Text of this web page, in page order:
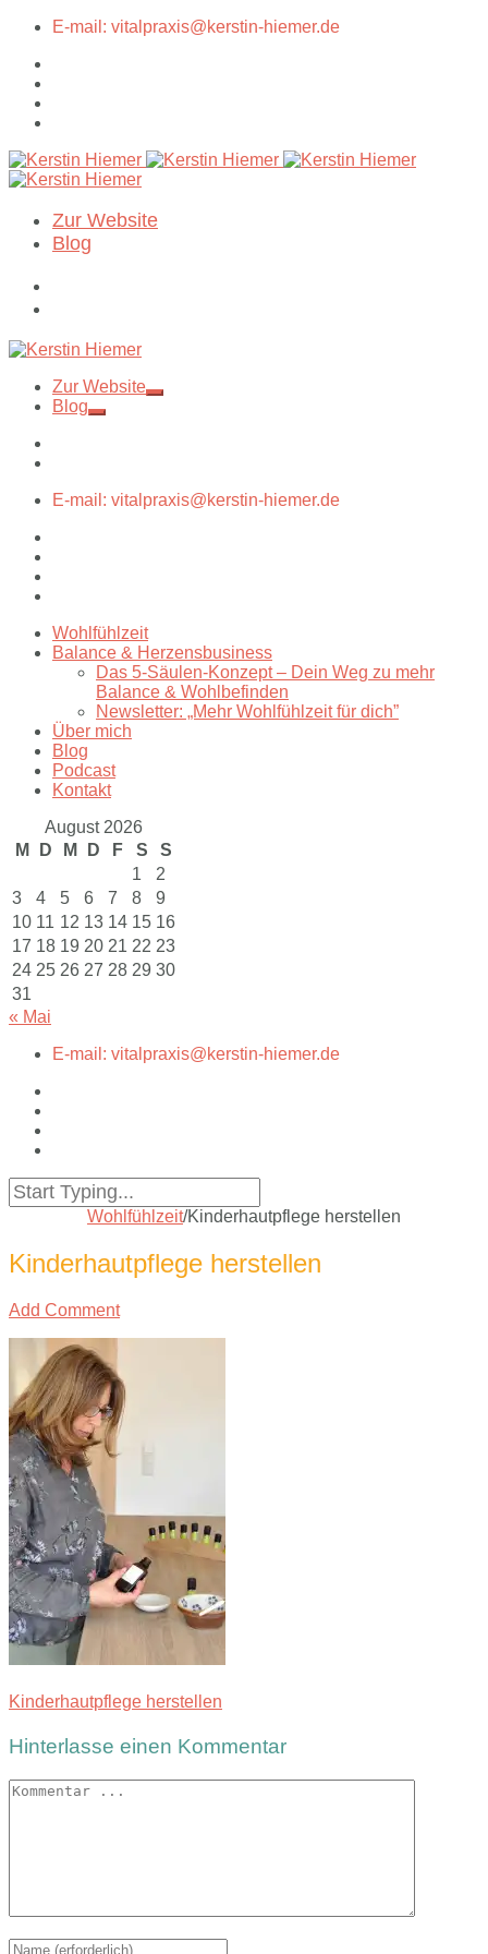
E-mail: vitalpraxis@kerstin-hiemer.de
Zur Website
Blog
Zur Website
Blog
E-mail: vitalpraxis@kerstin-hiemer.de
Wohlfühlzeit
Balance & Herzensbusiness
Das 5-Säulen-Konzept – Dein Weg zu mehr
Balance & Wohlbefinden
Newsletter: „Mehr Wohlfühlzeit für dich”
Über mich
Blog
Podcast
Kontakt
August 2026
M
D M D F S
S
1
2
3
4 5 6 7 8
9
10 11 12 13 14 15 16
17 18 19 20 21 22 23
24 25 26 27 28 29 30
31
« Mai
E-mail: vitalpraxis@kerstin-hiemer.de
Wohlfühlzeit/Kinderhautpflege herstellen
Kinderhautpflege herstellen
Add Comment
Kinderhautpflege herstellen
Hinterlasse einen Kommentar